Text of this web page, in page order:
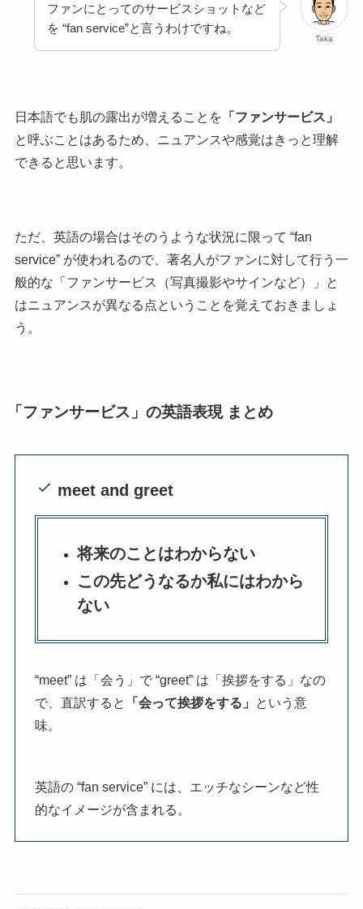
Taka
ファンにとってのサービスショットなど
を “fan service”と言うわけですね。
日本語でも肌の露出が増えることを 「ファンサービス」
と呼ぶことはあるため、ニュアンスや感覚はきっと理解
できると思います。
ただ、英語の場合はそのうような状況に限って “fan
service” が使われるので、著名人がファンに対して行う一
般的な「ファンサービス（写真撮影やサインなど）」と
はニュアンスが異なる点ということを覚えておきましょ
う。
「ファンサービス」の英語表現 まとめ
meet and greet
将来のことはわからない
この先どうなるか私にはわから
ない
“meet” は「会う」で “greet” は「挨拶をする」なの
で、直訳すると
「会って挨拶をする」
という意
味。
英語の “fan service” には、エッチなシーンなど性
的なイメージが含まれる。